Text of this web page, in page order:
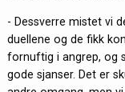
- Dessverre mistet vi
duellene og de fikk
fornuftig i angrep, og
gode sjanser. Det er